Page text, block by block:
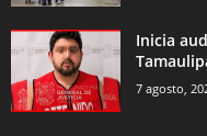
Inicia
7 agosto,